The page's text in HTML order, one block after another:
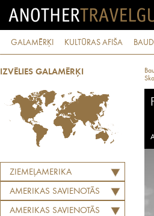
GALAMĒRĶI KULTŪRAS AFIŠA
IZVĒLIES GALAMĒRĶI
ZIEMEĻAMERIKA
AMERIKAS SAVIENOTĀS
VALSTIS
AMERIKAS SAVIENOTĀS